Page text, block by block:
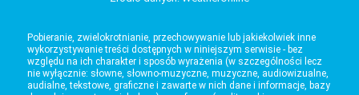
Pobieranie, zwielokrotnianie, przechowywanie lub jakiekolwiek inne
wykorzystywanie treści dostępnych w niniejszym serwisie - bez
względu na ich charakter i sposób wyrażenia (w szczególności lecz
nie wyłącznie: słowne, słowno-muzyczne, muzyczne, audiowizualne,
audialne, tekstowe, graficzne i zawarte w nich dane i informacje, bazy